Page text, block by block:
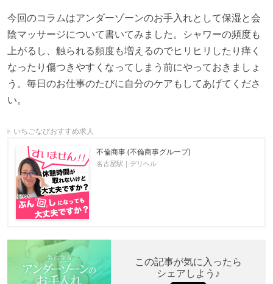
今回のコラムはアンダーゾーンのお⼿⼊れとして保湿と会
陰マッサージについて書いてみました。シャワーの頻度も
上がるし、触られる頻度も増えるのでヒリヒリしたり痒く
なったり傷つきやすくなってしまう前にやっておきましょ
う。毎⽇のお仕事のたびに⾃分のケアもしてあげてくださ
い。
いちごなびおすすめ求人
性竜門
この記事が気に入ったら
シェアしよう♪